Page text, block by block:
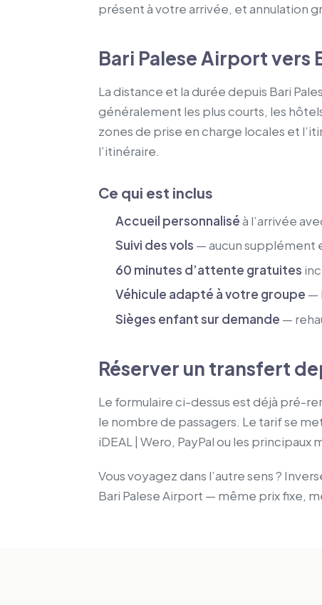
présent à votre arrivée, et annulation
Bari Palese Airport vers
La distance et la durée depuis Bari
généralement les plus courts, les
zones de prise en charge locales et
l’itinéraire.
Ce qui est inclus
Accueil personnaliséà l’arrivée
Suivi des vols — aucun supplément
60 minutes d’attente gratuites
Véhicule adapté à votre groupe —
Sièges enfant sur demande —
Réserver un transfert
Le formulaire ci-dessus est déjà pré-
le nombre de passagers. Le tarif se
iDEAL | Wero, PayPal ou les
Vous voyagez dans l’autre sens ?
Bari Palese Airport — même prix fixe,